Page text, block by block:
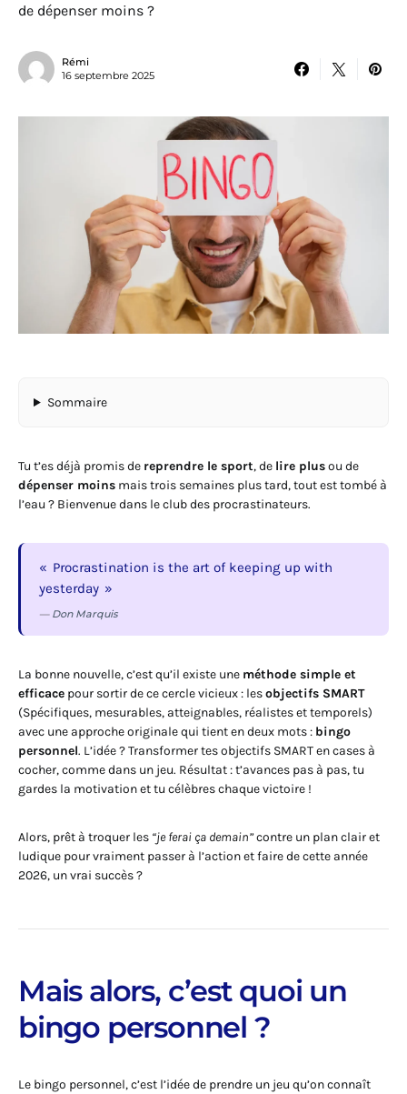
de dépenser moins ?
Rémi
16 septembre 2025
Sommaire
Tu t’es déjà promis de reprendre le sport, de lire plusou de
dépenser moins mais trois semaines plus tard, tout est tombé à
l’eau ? Bienvenue dans le club des procrastinateurs.
Procrastination is the art of keeping up with
yesterday
— Don Marquis
La bonne nouvelle, c’est qu’il existe une méthode simple et
efficace pour sortir de ce cercle vicieux : lesobjectifs SMART
(Spécifiques, mesurables, atteignables, réalistes et temporels)
avec une approche originale qui tient en deux mots : bingo
personnel. L’idée ? Transformer tes objectifs SMART en cases à
cocher, comme dans un jeu. Résultat : t’avances pas à pas, tu
gardes la motivation et tu célèbres chaque victoire !
Alors, prêt à troquer les “je ferai ça demain”contre un plan clair et
ludique pour vraiment passer à l’action et faire de cette année
2026, un vrai succès ?
Mais alors, c’est quoi un
bingo personnel ?
Le bingo personnel, c’est l’idée de prendre un jeu qu’on connaît